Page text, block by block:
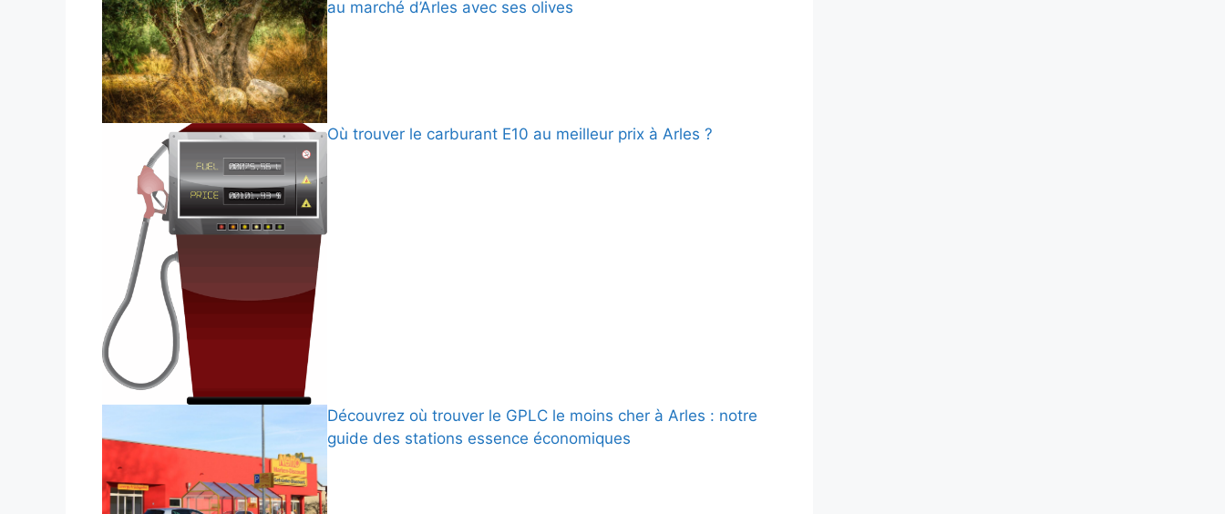
au marché d’Arles avec ses olives
Où trouver le carburant E10 au meilleur prix à Arles ?
Découvrez où trouver le GPLC le moins cher à Arles : notre
guide des stations essence économiques